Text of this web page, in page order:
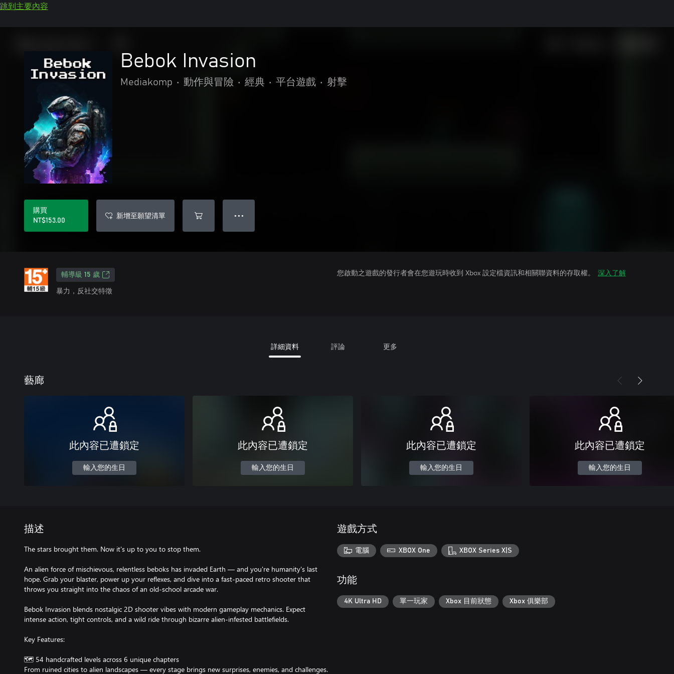
跳到主要內容
Bebok Invasion
Mediakomp • 動作與冒險 • 經典 • 平台遊戲 • 射擊
購買
NT$153.00
新增至願望清單 ● ● ●
輔導級 15 歲
暴力，反社交特徵
您啟動之遊戲的發行者會在您遊玩時收到 Xbox 設定檔資訊和相關聯資料的存取權。 深入了解
詳細資料 評論 更多
藝廊
此內容已遭鎖定
輸入您的生日
此內容已遭鎖定
輸入您的生日
此內容已遭鎖定
輸入您的生日
此內容已遭鎖定
輸入您的生日
描述
The stars brought them. Now it's up to you to stop them.
An alien force of mischievous, relentless beboks has invaded Earth — and you're humanity's last
hope. Grab your blaster, power up your reflexes, and dive into a fast-paced retro shooter that
throws you straight into the chaos of an old-school arcade war.
Bebok Invasion blends nostalgic 2D shooter vibes with modern gameplay mechanics. Expect
intense action, tight controls, and a wild ride through bizarre alien-infested battlefields.
Key Features:
🗺️ 54 handcrafted levels across 6 unique chapters
From ruined cities to alien landscapes — every stage brings new surprises, enemies, and challenges.
遊戲方式
電腦 XBOX One XBOX Series X|S
功能
4K Ultra HD 單一玩家 Xbox 目前狀態 Xbox 俱樂部